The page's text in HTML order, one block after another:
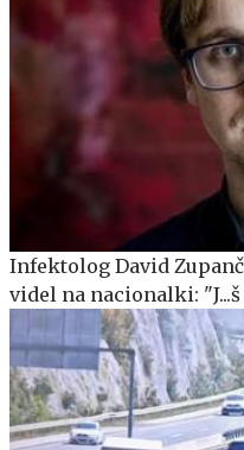
Infektolog David
videl na nacionalki: "J...š